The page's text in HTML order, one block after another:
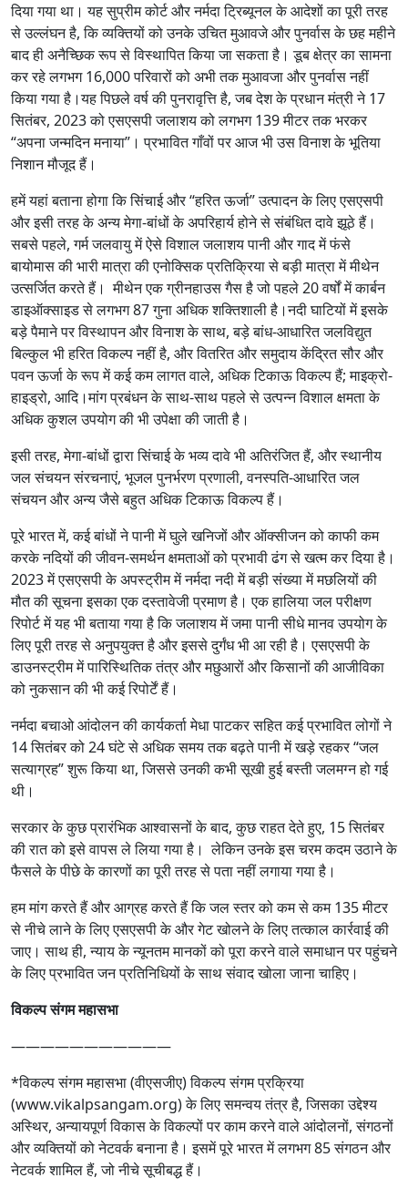
दिया गया था। यह सुप्रीम कोर्ट और नर्मदा ट्रिब्यूनल के आदेशों का पूरी तरह
से उल्लंघन है, कि व्यक्तियों को उनके उचित मुआवजे और पुनर्वास के छह महीने
बाद ही अनैच्छिक रूप से विस्थापित किया जा सकता है। डूब क्षेत्र का सामना
कर रहे लगभग 16,000 परिवारों को अभी तक मुआवजा और पुनर्वास नहीं
किया गया है।यह पिछले वर्ष की पुनरावृत्ति है, जब देश के प्रधान मंत्री ने 17
सितंबर, 2023 को एसएसपी जलाशय को लगभग 139 मीटर तक भरकर
“अपना जन्मदिन मनाया”। प्रभावित गाँवों पर आज भी उस विनाश के भूतिया
निशान मौजूद हैं।
हमें यहां बताना होगा कि सिंचाई और “हरित ऊर्जा” उत्पादन के लिए एसएसपी
और इसी तरह के अन्य मेगा-बांधों के अपरिहार्य होने से संबंधित दावे झूठे हैं।
सबसे पहले, गर्म जलवायु में ऐसे विशाल जलाशय पानी और गाद में फंसे
बायोमास की भारी मात्रा की एनोक्सिक प्रतिक्रिया से बड़ी मात्रा में मीथेन
उत्सर्जित करते हैं। मीथेन एक ग्रीनहाउस गैस है जो पहले 20 वर्षों में कार्बन
डाइऑक्साइड से लगभग 87 गुना अधिक शक्तिशाली है।नदी घाटियों में इसके
बड़े पैमाने पर विस्थापन और विनाश के साथ, बड़े बांध-आधारित जलविद्युत
बिल्कुल भी हरित विकल्प नहीं है, और वितरित और समुदाय केंद्रित सौर और
पवन ऊर्जा के रूप में कई कम लागत वाले, अधिक टिकाऊ विकल्प हैं; माइक्रो-
हाइड्रो, आदि।मांग प्रबंधन के साथ-साथ पहले से उत्पन्न विशाल क्षमता के
अधिक कुशल उपयोग की भी उपेक्षा की जाती है।
इसी तरह, मेगा-बांधों द्वारा सिंचाई के भव्य दावे भी अतिरंजित हैं, और स्थानीय
जल संचयन संरचनाएं, भूजल पुनर्भरण प्रणाली, वनस्पति-आधारित जल
संचयन और अन्य जैसे बहुत अधिक टिकाऊ विकल्प हैं।
पूरे भारत में, कई बांधों ने पानी में घुले खनिजों और ऑक्सीजन को काफी कम
करके नदियों की जीवन-समर्थन क्षमताओं को प्रभावी ढंग से खत्म कर दिया है।
2023 में एसएसपी के अपस्ट्रीम में नर्मदा नदी में बड़ी संख्या में मछलियों की
मौत की सूचना इसका एक दस्तावेजी प्रमाण है। एक हालिया जल परीक्षण
रिपोर्ट में यह भी बताया गया है कि जलाशय में जमा पानी सीधे मानव उपयोग के
लिए पूरी तरह से अनुपयुक्त है और इससे दुर्गंध भी आ रही है। एसएसपी के
डाउनस्ट्रीम में पारिस्थितिक तंत्र और मछुआरों और किसानों की आजीविका
को नुकसान की भी कई रिपोर्टें हैं।
नर्मदा बचाओ आंदोलन की कार्यकर्ता मेधा पाटकर सहित कई प्रभावित लोगों ने
14 सितंबर को 24 घंटे से अधिक समय तक बढ़ते पानी में खड़े रहकर “जल
सत्याग्रह” शुरू किया था, जिससे उनकी कभी सूखी हुई बस्ती जलमग्न हो गई
थी।
सरकार के कुछ प्रारंभिक आश्वासनों के बाद, कुछ राहत देते हुए, 15 सितंबर
की रात को इसे वापस ले लिया गया है। लेकिन उनके इस चरम कदम उठाने के
फैसले के पीछे के कारणों का पूरी तरह से पता नहीं लगाया गया है।
हम मांग करते हैं और आग्रह करते हैं कि जल स्तर को कम से कम 135 मीटर
से नीचे लाने के लिए एसएसपी के और गेट खोलने के लिए तत्काल कार्रवाई की
जाए। साथ ही, न्याय के न्यूनतम मानकों को पूरा करने वाले समाधान पर पहुंचने
के लिए प्रभावित जन प्रतिनिधियों के साथ संवाद खोला जाना चाहिए।
विकल्प संगम महासभा
———————————
*विकल्प संगम महासभा (वीएसजीए) विकल्प संगम प्रक्रिया
(www.vikalpsangam.org) के लिए समन्वय तंत्र है, जिसका उद्देश्य
अस्थिर, अन्यायपूर्ण विकास के विकल्पों पर काम करने वाले आंदोलनों, संगठनों
और व्यक्तियों को नेटवर्क बनाना है। इसमें पूरे भारत में लगभग 85 संगठन और
नेटवर्क शामिल हैं, जो नीचे सूचीबद्ध हैं।